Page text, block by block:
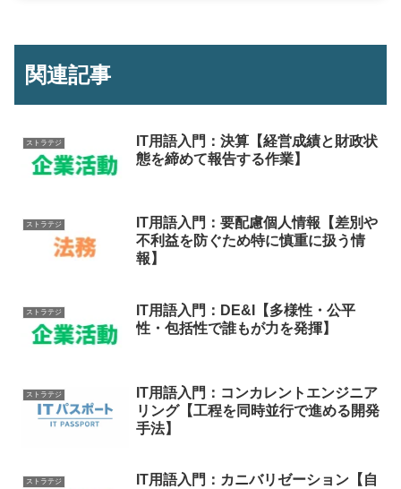
関連記事
ストラテジ
IT用語入門：決算【経営成績と財政状
態を締めて報告する作業】
ストラテジ
IT用語入門：要配慮個人情報【差別や
不利益を防ぐため特に慎重に扱う情
報】
ストラテジ
IT用語入門：DE&I【多様性・公平
性・包括性で誰もが力を発揮】
ストラテジ
IT用語入門：コンカレントエンジニア
リング【工程を同時並行で進める開発
手法】
ストラテジ
IT用語入門：カニバリゼーション【自